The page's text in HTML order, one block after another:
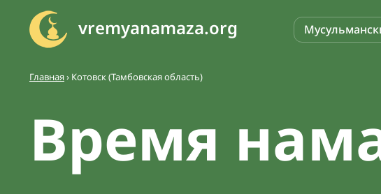
vremyanamaza.org
Главная› Котовск (Тамбовская область)
Время